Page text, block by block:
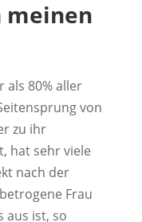
meinen
als 80% aller
von
zu ihr
hat sehr viele
nach der
Frau
aus ist, so